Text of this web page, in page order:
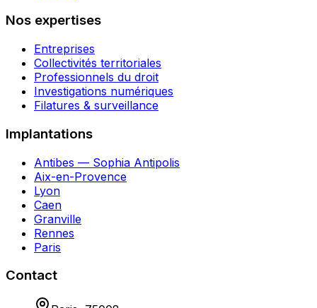
Nos expertises
Entreprises
Collectivités territoriales
Professionnels du droit
Investigations numériques
Filatures & surveillance
Implantations
Antibes — Sophia Antipolis
Aix-en-Provence
Lyon
Caen
Granville
Rennes
Paris
Contact